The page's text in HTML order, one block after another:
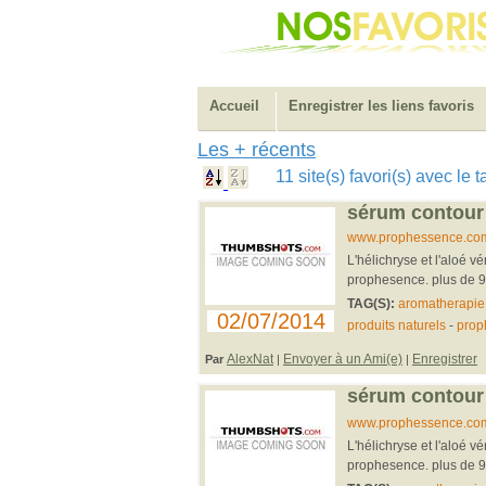
Accueil Enregistrer les liens favoris
Les + récents
11 site(s) favori(s) avec le
02/07/2014
sérum
L'hélichryse et l'aloé
prophesence. plus de
TAG(S): aromatherapie
produits naturels-
Par AlexNat | Envoyer à un Ami(e) | Enregistrer
sérum
L'hélichryse et l'aloé
prophesence. plus de